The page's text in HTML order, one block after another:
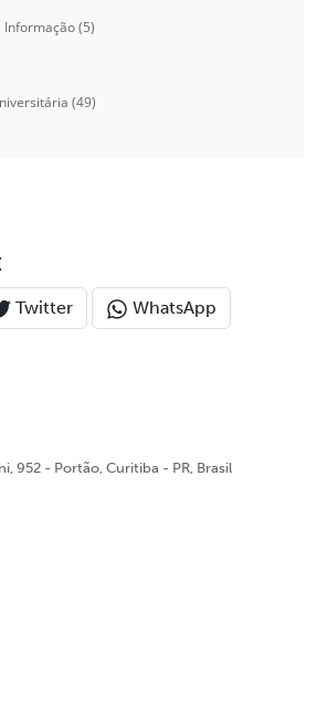
Informação (5)
(49)
Twitter WhatsApp
952 - Portão, Curitiba - PR, Brasil